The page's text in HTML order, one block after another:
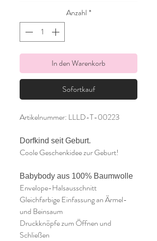
Anzahl *
In den Warenkorb
Sofortkauf
Artikelnummer: LLLD-T-00223
Dorfkind seit Geburt.
Coole Geschenkidee zur Geburt!
Babybody aus 100% Baumwolle
Envelope-Halsausschnitt
Gleichfarbige Einfassung an Ärmel-
und Beinsaum
Druckknöpfe zum Öffnen und
Schließen